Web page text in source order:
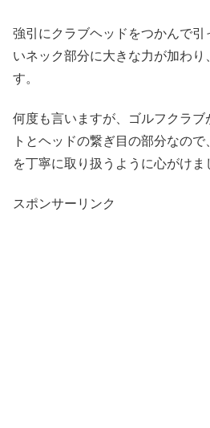
強引にクラブヘッドをつかんで
いネック部分に大きな力が加わり
す。
何度も言いますが、ゴルフクラブ
トとヘッドの繋ぎ目の部分なの
を丁寧に取り扱うように心がけま
スポンサーリンク